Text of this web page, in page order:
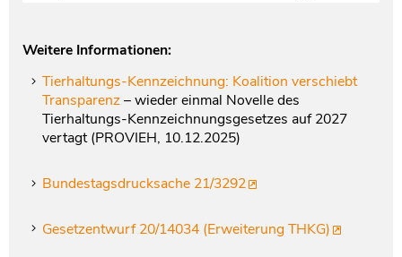
Weitere Informationen:
Tierhaltungs-Kennzeichnung: Koalition verschiebt
Transparenz– wieder einmal Novelle des
Tierhaltungs-Kennzeichnungsgesetzes auf 2027
vertagt (PROVIEH, 10.12.2025)
Bundestagsdrucksache 21/3292
Gesetzentwurf 20/14034 (Erweiterung THKG)